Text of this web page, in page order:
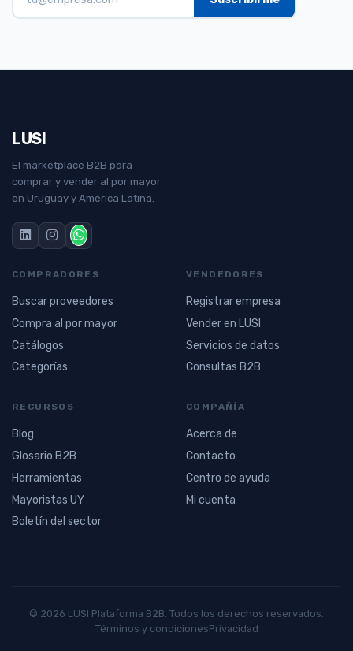
LUSI
El marketplace B2B para
comprar y vender al por mayor
en Uruguay y América Latina.
COMPRADORES
Buscar proveedores
Compra al por mayor
Catálogos
Categorías
VENDEDORES
Registrar empresa
Vender en LUSI
Servicios de datos
Consultas B2B
RECURSOS
Blog
Glosario B2B
Herramientas
Mayoristas UY
Boletín del sector
COMPAÑÍA
Acerca de
Contacto
Centro de ayuda
Mi cuenta
© 2026 LUSI Plataforma B2B. Todos los derechos reservados.
Términos y condicionesPrivacidad